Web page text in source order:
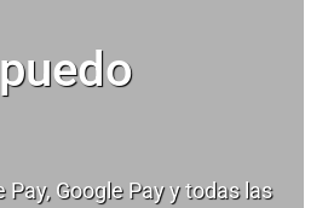
Google Pay y todas las